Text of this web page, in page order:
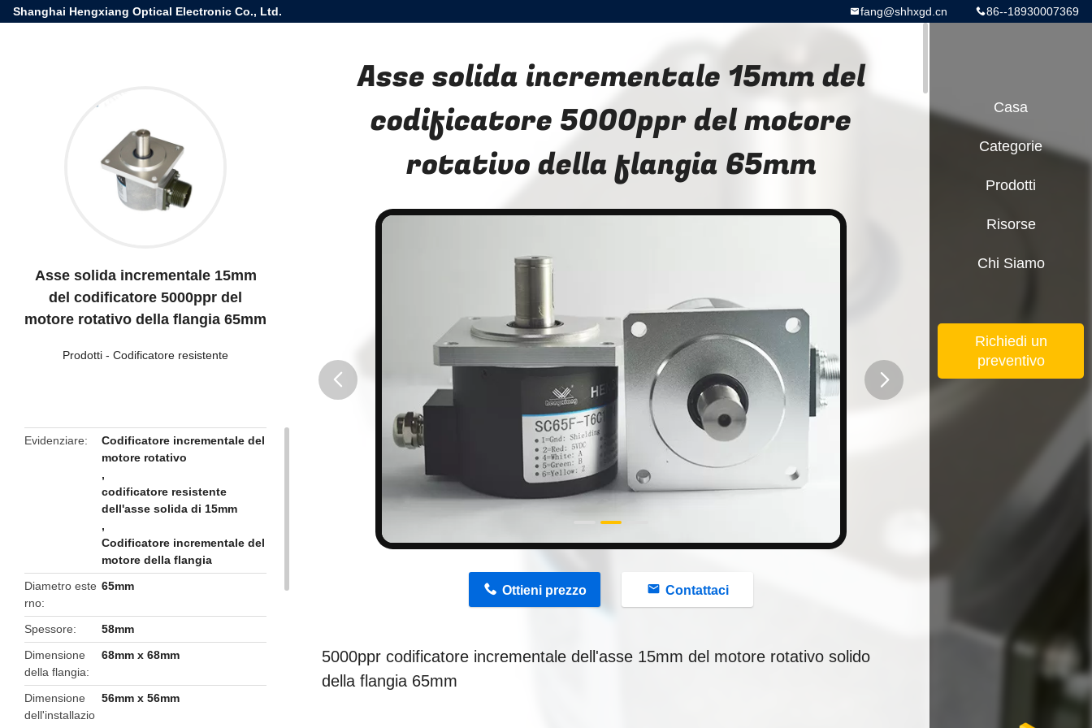
Shanghai Hengxiang Optical Electronic Co., Ltd. 86--18930007369
fang@shhxgd.cn
Asse solida incrementale 15mm
del codificatore 5000ppr del
motore rotativo della flangia 65mm
Prodotti - Codificatore resistente
Evidenziare
Codificatore incrementale del
motore rotativo
,
codificatore resistente
dell'asse solida di 15mm
,
Codificatore incrementale del
motore della flangia
Diametro este
rno
65mm
Spessore
58mm
Dimensione
della flangia
68mm x 68mm
Dimensione
dell'installazio
56mm x 56mm
Asse solida incrementale 15mm del
codificatore 5000ppr del motore
rotativo della flangia 65mm
Ottieni prezzo Contattaci
5000ppr codificatore incrementale dell'asse 15mm del motore rotativo solido
della flangia 65mm
Casa
Categorie
Prodotti
Risorse
Chi Siamo
Richiedi un
preventivo